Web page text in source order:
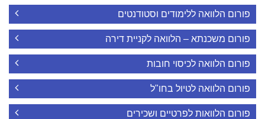
פורום הלוואה ללימודים וסטודנטים
פורום משכנתא – הלוואה לקניית דירה
פורום הלוואה לכיסוי חובות
פורום הלוואה לטיול בחו"ל
פורום הלוואות לפרטיים ושכירים